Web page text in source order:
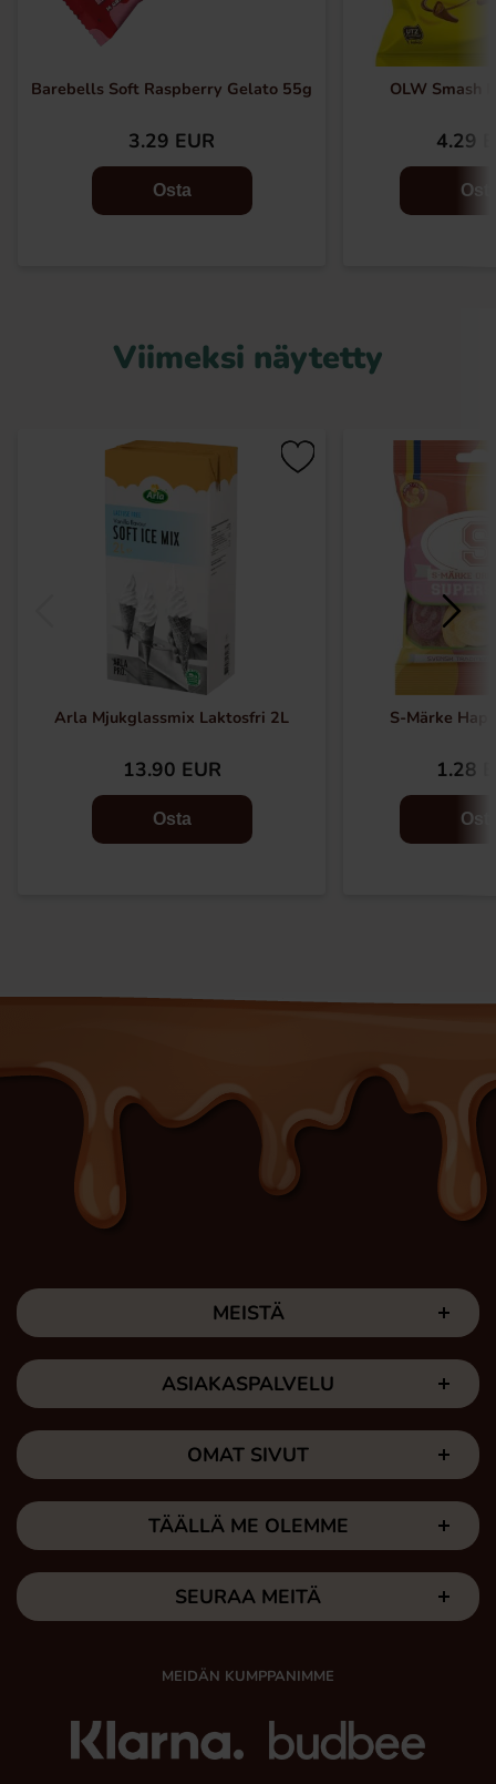
Barebells Soft Raspberry Gelato 55g
3.29 EUR
Osta
OLW Smash
4.29
Viimeksi näytetty
Arla Mjukglassmix Laktosfri 2L
13.90 EUR
Osta
S-Märke
1.28
MEISTÄ
ASIAKASPALVELU
OMAT SIVUT
TÄÄLLÄ ME OLEMME
SEURAA MEITÄ
MEIDÄN KUMPPANIMME